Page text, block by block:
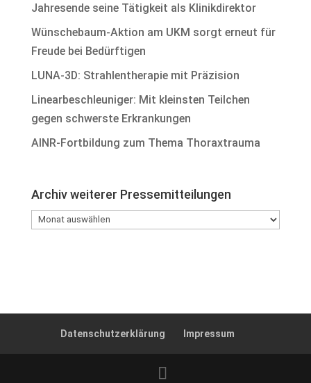
Jahresende seine Tätigkeit als Klinikdirektor
Wünschebaum-Aktion am UKM sorgt erneut für
Freude bei Bedürftigen
LUNA-3D: Strahlentherapie mit Präzision
Linearbeschleuniger: Mit kleinsten Teilchen
gegen schwerste Erkrankungen
AINR-Fortbildung zum Thema Thoraxtrauma
Archiv weiterer Pressemitteilungen
Archiv
Datenschutzerklärung Impressum